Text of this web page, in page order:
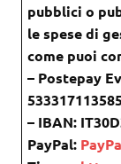
pubblici o
le spese di
come puoi
– Postepay
– IBAN:
PayPal: